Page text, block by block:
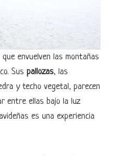
envuelven las montañas
Sus pallozas, las
y techo vegetal, parecen
entre ellas bajo la luz
es una experiencia